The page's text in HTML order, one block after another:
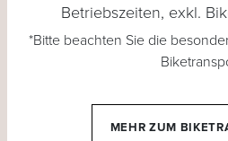
Betriebszeiten, exkl.
*Bitte beachten Sie die
MEHR ZUM